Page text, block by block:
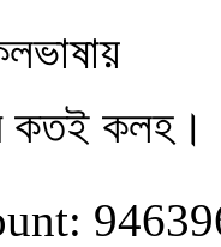
কতই কলহ।